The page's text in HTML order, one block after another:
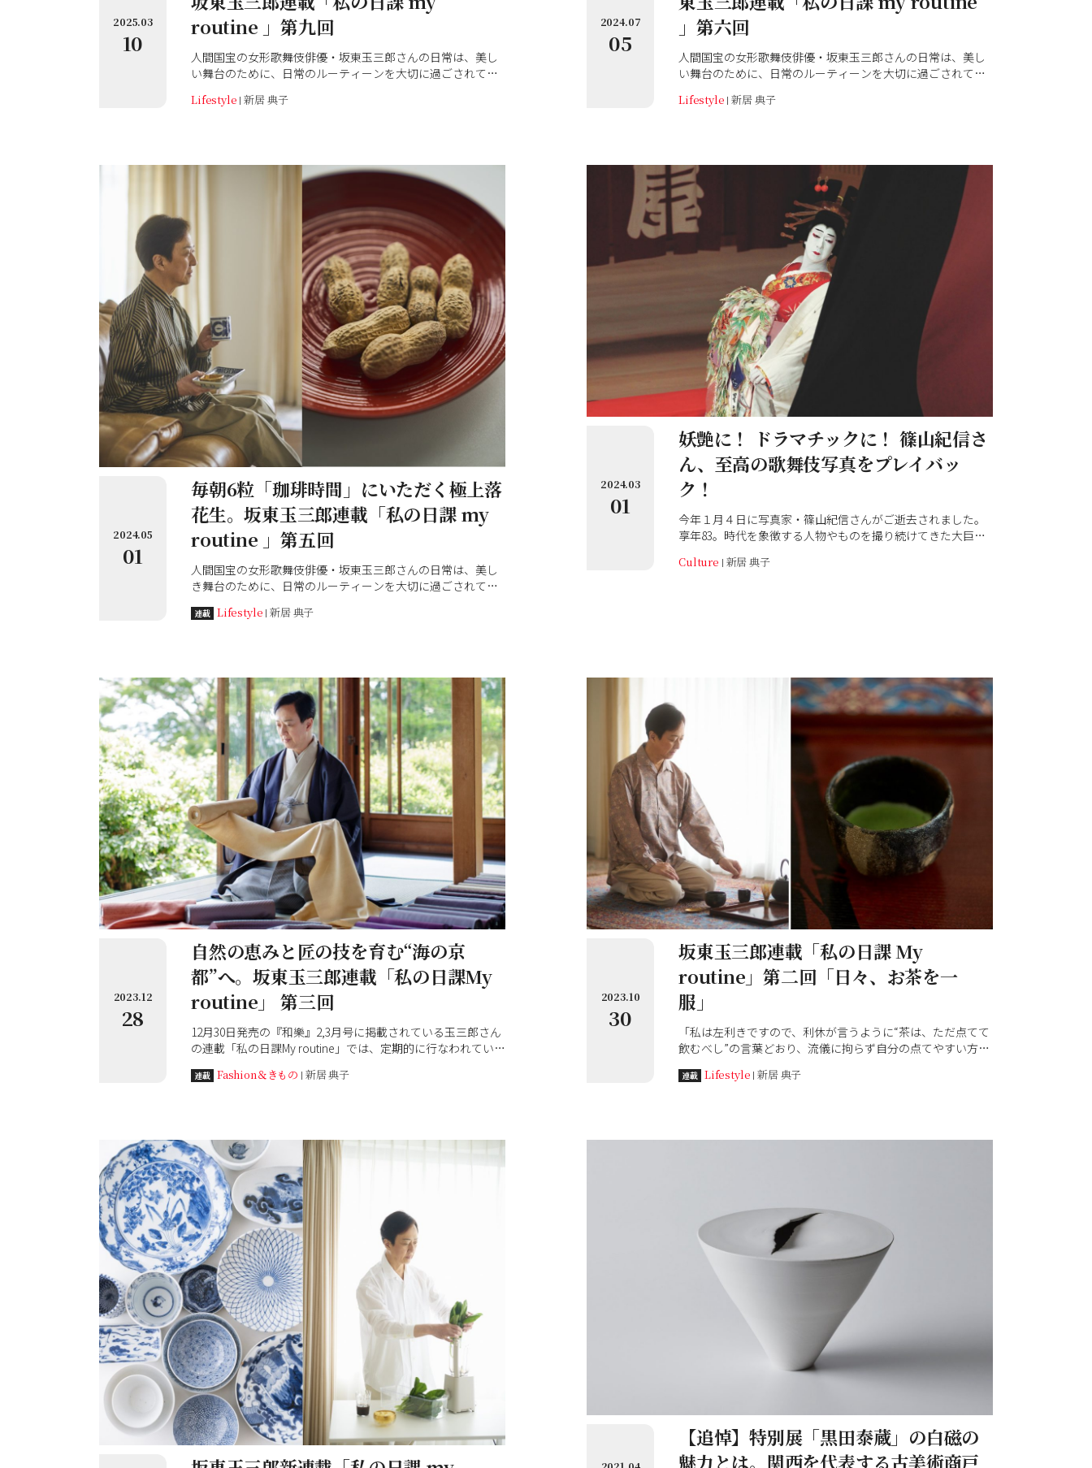
2025.03
10
routine 」第九回
人間国宝の女形歌舞伎俳優・坂東玉三郎さんの日常は、美し
い舞台のために、日常のルーティーンを大切に過ごされてい
しみ、大切なこと、そして貴重な記憶を綴っていただく連
家族が集まっていました。私は女の子のお祭りの賑やかさを
羨ましいと思っていました。（『和樂』2025年4・5月号 連
載『坂東玉三郎 私の日課』第九回「五節句」より）
撮影／岡本隆史
Lifestyle 新居 典子
2024.07
05
」第六回
人間国宝の女形歌舞伎俳優・坂東玉三郎さんの日常は、美し
い舞台のために、日常のルーティーンを大切に過ごされてい
しみ、大切なこと、そして貴重な記憶を綴っていただく連載
くまでに上達。7月25日に一夜限りで行われる歌舞伎座特別公
演での『越路吹雪物語』はじめ、今年は生誕100年を記念し
て、大好きだった越路吹雪さんへのオマージュを込めた歌を
届けてくれるようです。
Lifestyle 新居 典子
2024.05
01
毎朝6粒「珈琲時間」にいただく極上落
花生。坂東玉三郎連載「私の日課 my
routine 」第五回
人間国宝の女形歌舞伎俳優・坂東玉三郎さんの日常は、美し
き舞台のために、日常のルーティーンを大切に過ごされてい
くお抹茶の後の楽しみとして「珈琲時間」のお話をいただき
して、“広島で土から改良し自然農法で作った「脇農園」の殻
付きピーナッツを食べています“と、玉三郎さんは大粒のピー
ナッツを紹介してくれました。そこで、和樂webでは「脇農
園」について調べてみました。
連載 Lifestyle 新居 典子
2024.03
01
妖艶に！ ドラマチックに！ 篠山紀信さ
ん、至高の歌舞伎写真をプレイバッ
ク！
今年１月４日に写真家・篠山紀信さんがご逝去されました。
享年83。時代を象徴する人物やものを撮り続けてきた大巨
数多く撮影していただきました。中でも、自身の“新境地”と
Culture 新居 典子
2023.12
28
自然の恵みと匠の技を育む“海の京
都”へ。坂東玉三郎連載「私の日課My
routine」 第三回
12月30日発売の『和樂』2,3月号に掲載されている玉三郎さん
の連載「私の日課My routine」では、定期的に行なわれている
な視点で見る南座の景色を紹介していただきました。
いただいて、舞台で使う反物も見付けられましたし、衣裳も
つくりました。道成寺の手ぬぐいなどにも有難く使わせてい
ただいております」という言葉に注目し、記事をお届けしま
す。
連載 Fashion＆きもの 新居 典子
2023.10
30
坂東玉三郎連載「私の日課 My
routine」第二回「日々、お茶を一
服」
「私は左利きですので、利休が言うように“茶は、ただ点てて
飲むべし”の言葉どおり、流儀に拘らず自分の点てやすい方法
ているお点前は自分流の配置になります。お茶に添えるお菓
は、玉三郎さんがこだわるとらやとのご縁について。また、
樂吉左右衛門家についてを紹介いたしましょう。
連載 Lifestyle 新居 典子
【追悼】特別展「黒田泰蔵」の白磁の
魅力とは。関西を代表する古美術商戸